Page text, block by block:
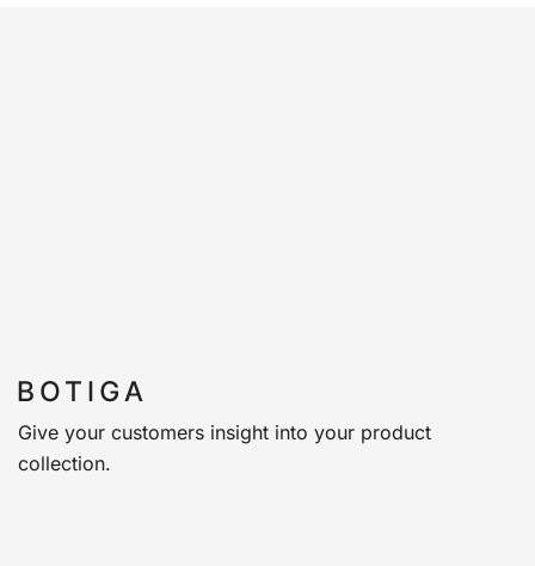
Give your customers insight into your product
collection.